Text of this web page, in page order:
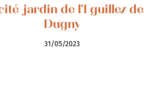
jardin de l'Eguillez de
Dugny
31/05/2023